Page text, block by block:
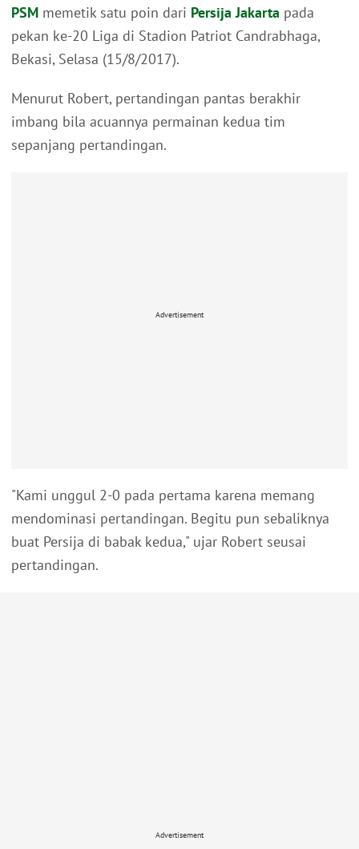
PSM memetik satu poin dari Persija Jakarta pada
pekan ke-20 Liga di Stadion Patriot Candrabhaga,
Bekasi, Selasa (15/8/2017).
Menurut Robert, pertandingan pantas berakhir
imbang bila acuannya permainan kedua tim
sepanjang pertandingan.
Advertisement
"Kami unggul 2-0 pada pertama karena memang
mendominasi pertandingan. Begitu pun sebaliknya
buat Persija di babak kedua," ujar Robert seusai
pertandingan.
Advertisement